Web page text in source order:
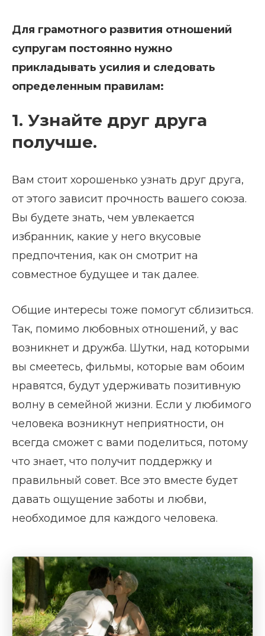
Для грамотного развития отношений
супругам постоянно нужно
прикладывать усилия и следовать
определенным правилам:
1. Узнайте друг друга
получше.
Вам стоит хорошенько узнать друг друга,
от этого зависит прочность вашего союза.
Вы будете знать, чем увлекается
избранник, какие у него вкусовые
предпочтения, как он смотрит на
совместное будущее и так далее.
Общие интересы тоже помогут сблизиться.
Так, помимо любовных отношений, у вас
возникнет и дружба. Шутки, над которыми
вы смеетесь, фильмы, которые вам обоим
нравятся, будут удерживать позитивную
волну в семейной жизни. Если у любимого
человека возникнут неприятности, он
всегда сможет с вами поделиться, потому
что знает, что получит поддержку и
правильный совет. Все это вместе будет
давать ощущение заботы и любви,
необходимое для каждого человека.